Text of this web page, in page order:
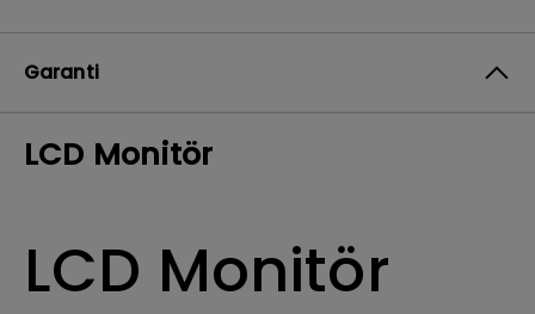
Garanti
LCD Monitör
LCD Monitör